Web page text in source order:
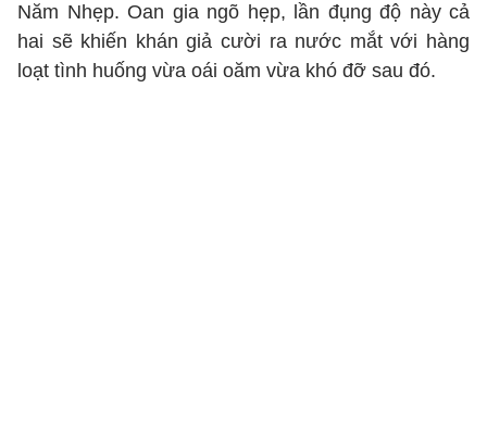
Năm Nhẹp. Oan gia ngõ hẹp, lần đụng độ này cả
hai sẽ khiến khán giả cười ra nước mắt với hàng
loạt tình huống vừa oái oăm vừa khó đỡ sau đó.